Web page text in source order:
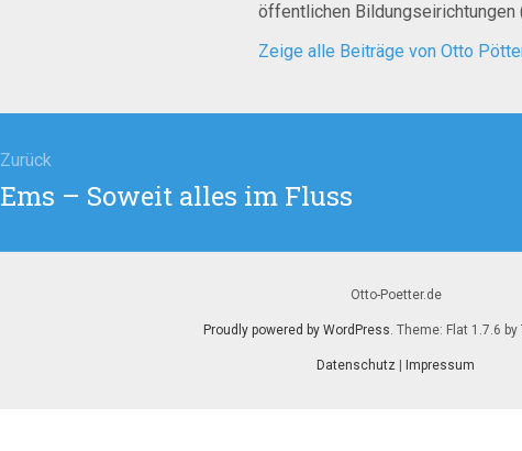
öffentlichen Bildungseirichtungen
Zeige alle Beiträge von Otto
Zurück
Vorheriger
Ems – Soweit alles im Fluss
Otto-Poetter.de
Proudly powered by WordPress. Theme: Flat 1.7.6 by
Datenschutz Impressum